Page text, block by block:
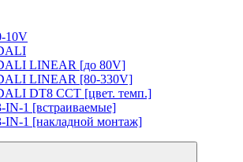
10V
LINEAR [до 80V]
LINEAR [80-330V]
DT8 CCT [цвет. темп.]
IN-1 [встраиваемые]
IN-1 [накладной монтаж]